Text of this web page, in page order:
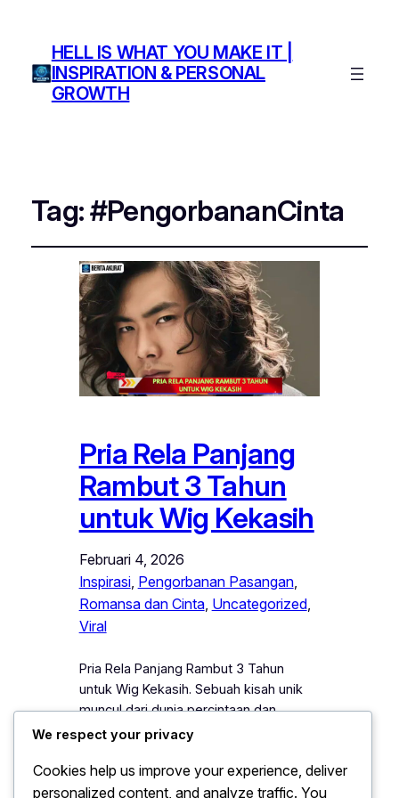
HELL IS WHAT YOU MAKE IT |
INSPIRATION & PERSONAL
GROWTH
Tag:#PengorbananCinta
Pria Rela Panjang
Rambut 3 Tahun
untuk Wig Kekasih
Februari 4, 2026
Inspirasi, Pengorbanan Pasangan
Romansa dan Cinta, Uncategorized
Viral
Pria Rela Panjang Rambut 3 Tahun
untuk Wig Kekasih. Sebuah kisah unik
muncul dari dunia percintaan dan
pengorbanan ketika seorang pria rela
tahun penuh untuk di jadikan wig bagi
kekasihnya. Tindakan ini menarik
We respect your privacy
Cookies help us improve your experience, deliver
personalized content, and analyze traffic. You